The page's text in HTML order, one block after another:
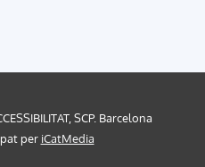
SCP. Barcelona
per iCatMedia